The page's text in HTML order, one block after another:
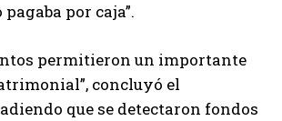
por caja”.
permitieron un importante
concluyó el
que se detectaron fondos